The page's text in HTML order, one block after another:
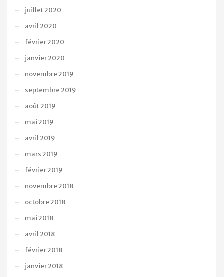
juillet 2020
avril 2020
février 2020
janvier 2020
novembre 2019
septembre 2019
août 2019
mai 2019
avril 2019
mars 2019
février 2019
novembre 2018
octobre 2018
mai 2018
avril 2018
février 2018
janvier 2018